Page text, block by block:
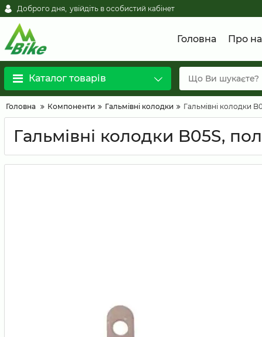
Доброго дня, увійдіть в особистий кабінет
Головна Про
Каталог товарів
Головна Компоненти Гальмівні колодки Гальмівні колодки
Гальмівні колодки B05S,